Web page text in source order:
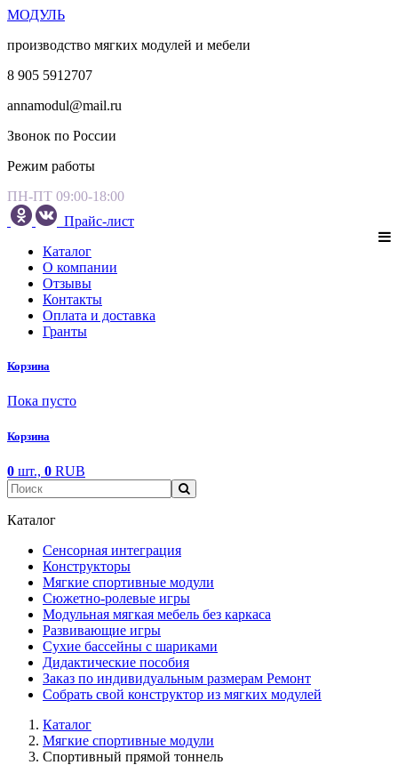
МОДУЛЬ
производство мягких модулей и мебели
8 905 5912707
annamodul@mail.ru
Звонок по России
Режим работы
ПН-ПТ 09:00-18:00
Прайс-лист
Каталог
О компании
Отзывы
Контакты
Оплата и доставка
Гранты
Корзина
Пока пусто
Корзина
0 шт., 0 RUB
Каталог
Сенсорная интеграция
Конструкторы
Мягкие спортивные модули
Cюжетно-ролевые игры
Модульная мягкая мебель без каркаса
Развивающие игры
Сухие бассейны с шариками
Дидактические пособия
Заказ по индивидуальным размерам Ремонт
Собрать свой конструктор из мягких модулей
Каталог
Мягкие спортивные модули
Спортивный прямой тоннель